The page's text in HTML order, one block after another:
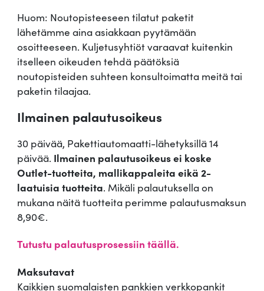
Huom: Noutopisteeseen tilatut paketit
lähetämme aina asiakkaan pyytämään
osoitteeseen. Kuljetusyhtiöt varaavat kuitenkin
itselleen oikeuden tehdä päätöksiä
noutopisteiden suhteen konsultoimatta meitä tai
paketin tilaajaa.
Ilmainen palautusoikeus
30 päivää, Pakettiautomaatti-lähetyksillä 14
päivää. Ilmainen palautusoikeus ei koske
Outlet-tuotteita, mallikappaleita eikä 2-
laatuisia tuotteita. Mikäli palautuksella on
mukana näitä tuotteita perimme palautusmaksun
8,90€.
Tutustu palautusprosessiin täällä.
Maksutavat
Kaikkien suomalaisten pankkien verkkopankit